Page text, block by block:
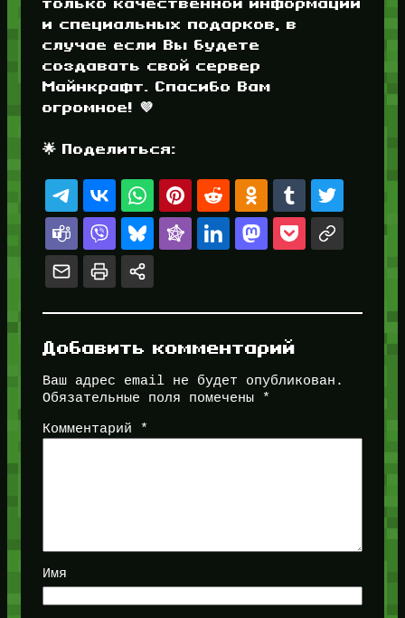
и специальных подарков, в
случае если Вы будете
создавать свой сервер
Майнкрафт. Спасибо Вам
огромное! 💜
🌟 Поделиться:
Добавить комментарий
Ваш адрес email не будет опубликован.
Обязательные поля помечены
*
Комментарий *
Имя